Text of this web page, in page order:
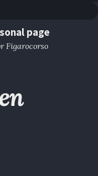
page
Figarocorso